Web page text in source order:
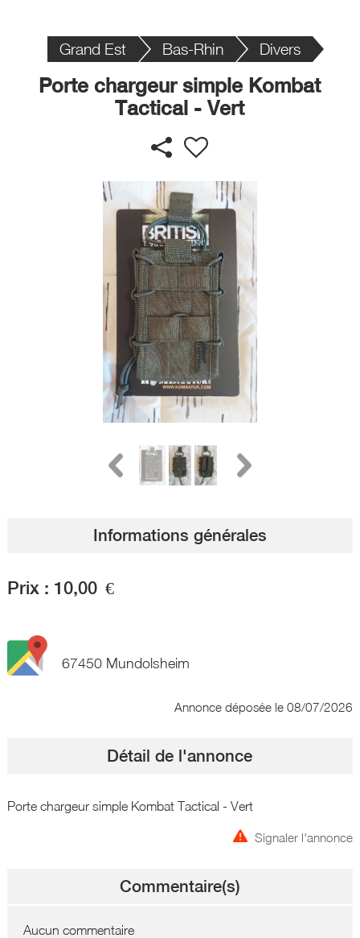
Grand Est Bas-Rhin Divers
Porte chargeur simple Kombat
Tactical - Vert
Informations générales
Prix : 10,00 €
67450 Mundolsheim
Annonce déposée le 08/07/2026
Détail de l'annonce
Porte chargeur simple Kombat Tactical - Vert
Signaler l'annonce
Commentaire(s)
Aucun commentaire